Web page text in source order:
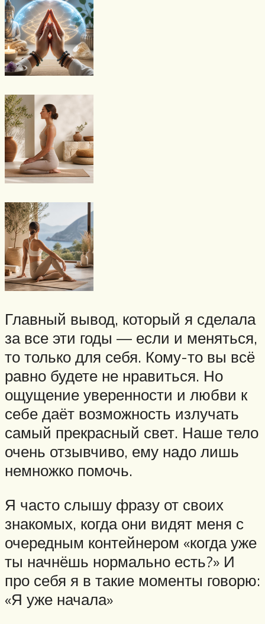
Главный вывод, который я сделала
за все эти годы — если и меняться,
то только для себя. Кому-то вы всё
равно будете не нравиться. Но
ощущение уверенности и любви к
себе даёт возможность излучать
самый прекрасный свет. Наше тело
очень отзывчиво, ему надо лишь
немножко помочь.
Я часто слышу фразу от своих
знакомых, когда они видят меня с
очередным контейнером «когда уже
ты начнёшь нормально есть?» И
про себя я в такие моменты говорю:
«Я уже начала»